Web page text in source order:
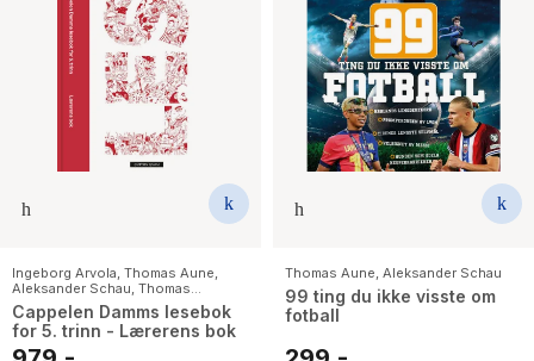
Ingeborg Arvola, Thomas Aune,
Aleksander Schau, Thomas
Brunstrøm
Elin Hansson
Birgitte
Klahn,Karen Margrete Kilane,Lena
Lindahl ,Lars Mæhle,Bjørn F. Rørvik
Gulraiz Sharif
Cappelen Damms lesebok
for 5. trinn - Lærerens bok
Thomas Aune, Aleksander Schau
99 ting du ikke visste om
fotball